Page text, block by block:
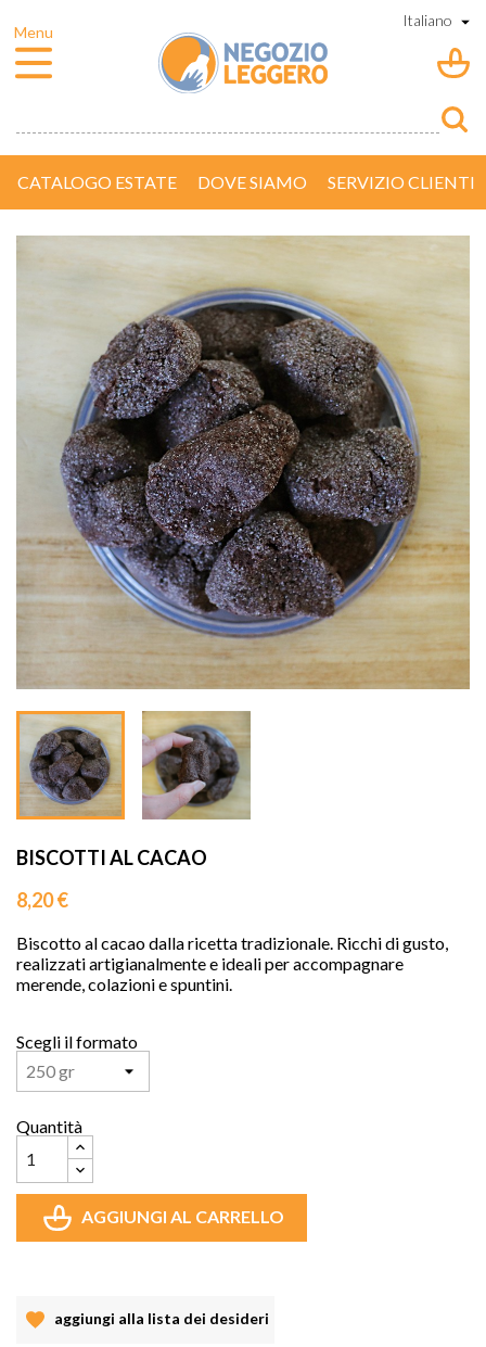


CATALOGO ESTATE DOVE SIAMO SERVIZIO CLIENTI
BISCOTTI AL CACAO
8,20 €
Biscotto al cacao dalla ricetta tradizionale. Ricchi di gusto,
realizzati artigianalmente e ideali per accompagnare
merende, colazioni e spuntini.
Scegli il formato
Quantità
AGGIUNGI AL CARRELLO
aggiungi alla lista dei desideri